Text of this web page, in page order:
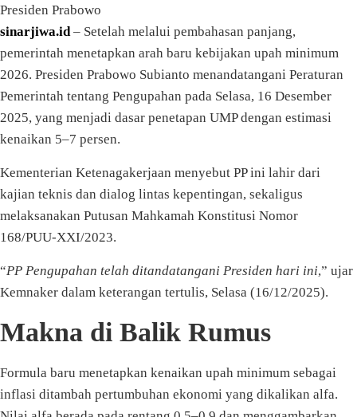
Presiden Prabowo
sinarjiwa.id– Setelah melalui pembahasan panjang,
pemerintah menetapkan arah baru kebijakan upah minimum
2026. Presiden Prabowo Subianto menandatangani Peraturan
Pemerintah tentang Pengupahan pada Selasa, 16 Desember
2025, yang menjadi dasar penetapan UMP dengan estimasi
kenaikan 5–7 persen.
Kementerian Ketenagakerjaan menyebut PP ini lahir dari
kajian teknis dan dialog lintas kepentingan, sekaligus
melaksanakan Putusan Mahkamah Konstitusi Nomor
168/PUU-XXI/2023.
“PP Pengupahan telah ditandatangani Presiden hari ini,” ujar
Kemnaker dalam keterangan tertulis, Selasa (16/12/2025).
Makna di Balik Rumus
Formula baru menetapkan kenaikan upah minimum sebagai
inflasi ditambah pertumbuhan ekonomi yang dikalikan alfa.